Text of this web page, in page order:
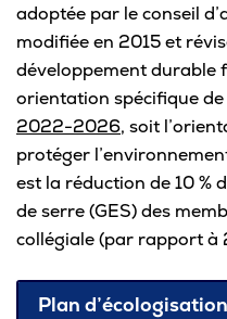
Liens utiles
Omnivox
Microsoft 365
Guichet des requêtes
Portail CégepTR
Intranet du personnel
Bottin du personnel
adoptée par le conseil
modifiée en 2015 et
développement durable
orientation spécifique
2022-2026, soit
protéger
est la réduction de 10 %
de serre (GES) des
collégiale (par rapport à
Plan d’écologisation